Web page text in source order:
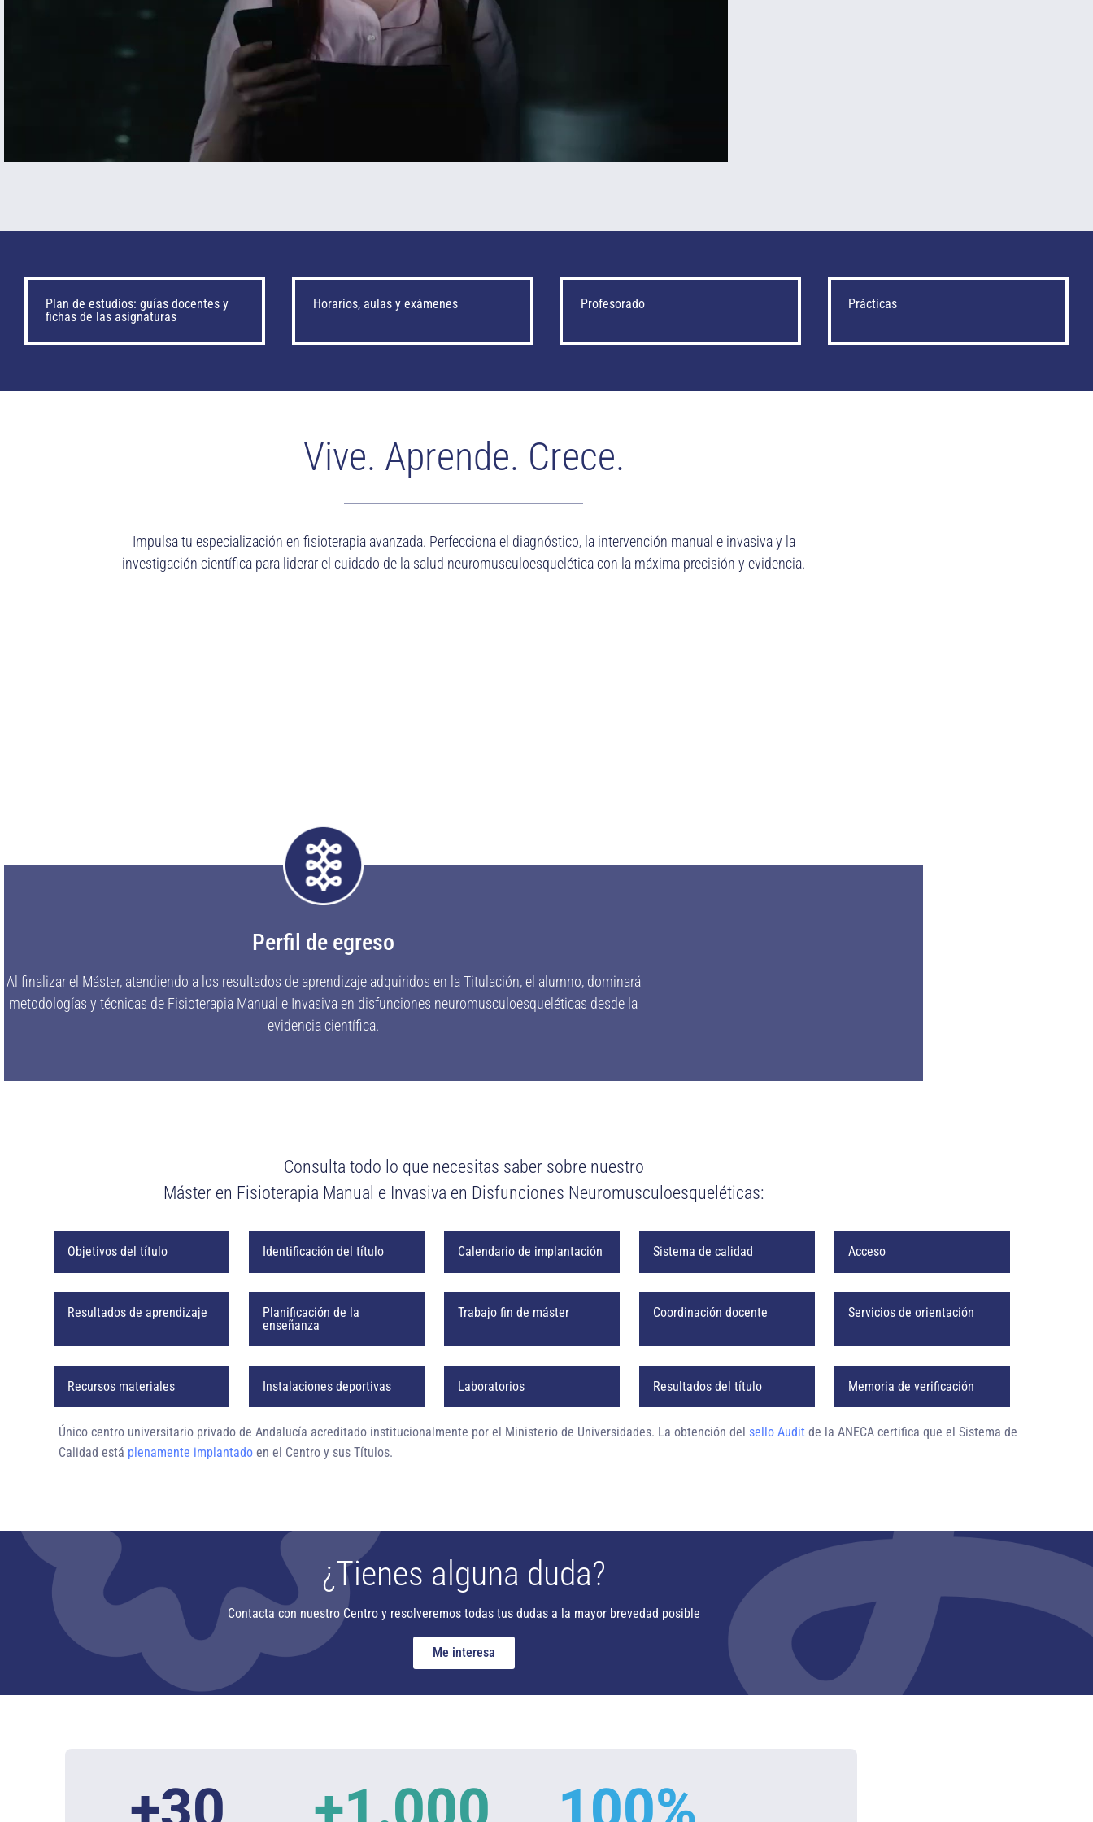
Plan de estudios: guías docentes y
fichas de las asignaturas
Horarios, aulas y exámenes Profesorado Prácticas
Vive. Aprende. Crece.
Impulsa tu especialización en fisioterapia avanzada. Perfecciona el diagnóstico, la intervención manual e invasiva y la
investigación científica para liderar el cuidado de la salud neuromusculoesquelética con la máxima precisión y evidencia.
Perfil de egreso
Al finalizar el Máster, atendiendo a los resultados de aprendizaje adquiridos en la Titulación, el alumno, dominará
metodologías y técnicas de Fisioterapia Manual e Invasiva en disfunciones neuromusculoesqueléticas desde la
evidencia científica.
Consulta todo lo que necesitas saber sobre nuestro
Máster en Fisioterapia Manual e Invasiva en Disfunciones Neuromusculoesqueléticas:
Objetivos del título Identificación del título Calendario de implantación Sistema de calidad Acceso
Resultados de aprendizaje
Planificación de la
enseñanza
Trabajo fin de máster Coordinación docente Servicios de orientación
Recursos materiales Instalaciones deportivas Laboratorios Resultados del título Memoria de verificación
Único centro universitario privado de Andalucía acreditado institucionalmente por el Ministerio de Universidades. La obtención del sello Audit de la ANECA certifica que el Sistema de
Calidad está plenamente implantado en el Centro y sus Títulos.
¿Tienes alguna duda?
Contacta con nuestro Centro y resolveremos todas tus dudas a la mayor brevedad posible
Me interesa